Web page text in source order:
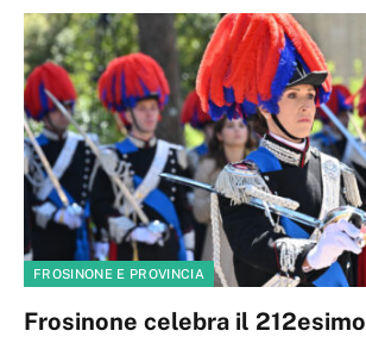
FROSINONE E PROVINCIA
Frosinone celebra il 212esimo